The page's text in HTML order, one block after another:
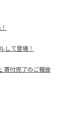
して登場！
寄付完了のご報告